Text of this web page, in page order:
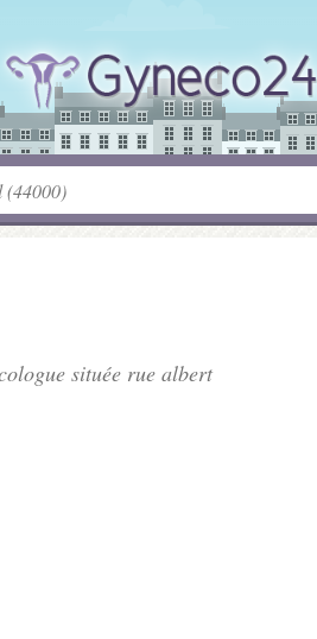
située rue albert